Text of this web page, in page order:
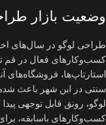
وضعیت بازار
طراحی لوگو در سال‌های
کسب‌وکارهای فعال در قم
استارتاپ‌ها،
سنتی در این شهر باعث
لوگو، رونق قابل توجهی
کسب‌وکارهای باسابقه،